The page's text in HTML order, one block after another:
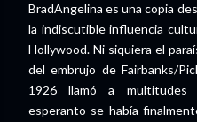
BradAngelina es una copia
la indiscutible influencia
Hollywood. Ni siquiera el
del embrujo de Fairbanks/
1926 llamó a multitudes
esperanto se había